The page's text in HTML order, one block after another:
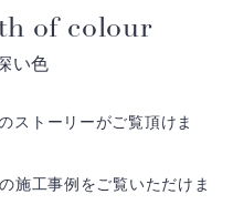
of colour
い色
ストーリーがご覧頂けま
施工事例をご覧いただけま